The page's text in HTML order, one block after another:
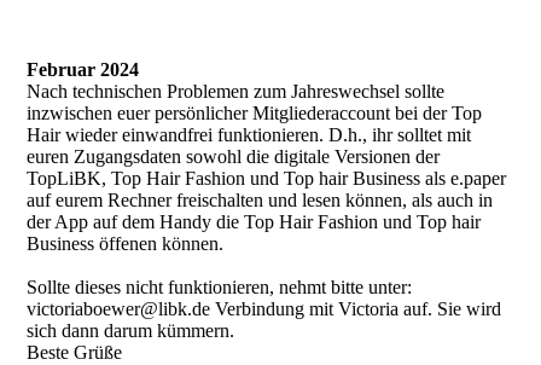
Februar 2024
Nach technischen Problemen zum Jahreswechsel sollte
inzwischen euer persönlicher Mitgliederaccount bei der Top
Hair wieder einwandfrei funktionieren. D.h., ihr solltet mit
euren Zugangsdaten sowohl die digitale Versionen der
TopLiBK, Top Hair Fashion und Top hair Business als e.paper
auf eurem Rechner freischalten und lesen können, als auch in
der App auf dem Handy die Top Hair Fashion und Top hair
Business öffenen können.
Sollte dieses nicht funktionieren, nehmt bitte unter:
victoriaboewer@libk.de Verbindung mit Victoria auf. Sie wird
sich dann darum kümmern.
Beste Grüße